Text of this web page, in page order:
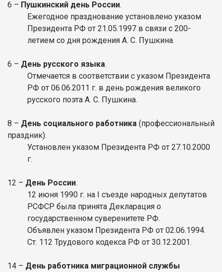
6 – Пушкинский день России.
Ежегодное празднование установлено указом
Президента РФ от 21.05.1997 в связи с 200-
летием со дня рождения А. С. Пушкина.
6 – День русского языка.
Отмечается в соответствии с указом Президента
РФ от 06.06.2011 г. в день рождения великого
русского поэта А. С. Пушкина.
8 – День социального работника (профессиональный
праздник).
Установлен указом Президента РФ от 27.10.2000
г.
12 – День России.
12 июня 1990 г. на I съезде народных депутатов
РСФСР была принята Декларация о
государственном суверенитете РФ.
Объявлен указом Президента РФ от 02.06.1994.
Ст. 112 Трудового кодекса РФ от 30.12.2001.
14 – День работника миграционной службы